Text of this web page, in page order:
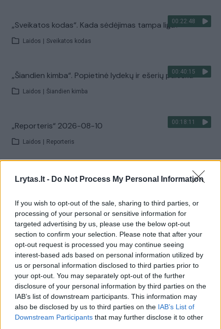
Lrytas.lt - Do Not Process My Personal Information
If you wish to opt-out of the sale, sharing to third parties, or
processing of your personal or sensitive information for
targeted advertising by us, please use the below opt-out
section to confirm your selection. Please note that after your
opt-out request is processed you may continue seeing
interest-based ads based on personal information utilized by
us or personal information disclosed to third parties prior to
your opt-out. You may separately opt-out of the further
disclosure of your personal information by third parties on the
IAB’s list of downstream participants. This information may
also be disclosed by us to third parties on the IAB’s List of
Downstream Participants that may further disclose it to other
00:22:48
„Sveikatos kodas“. Kada sėdėjimas tampa liga?
Laidos Sveikatos kodas
00:40:15
„Šiandien kimba“. Popietinė lydekų ir ešerių paieška
Laidos Šiandien kimba
00:18:11
„Reporteris“ 2026-08-10
Laidos Reporteris
Visi įrašai
Žiūrimiausi įrašai
00:00:30
Vaizdai iš tragiškos avarijos Vilniaus r.: dviejų moterų ir
vaiko gyvybių išgelbėti nepavyko
Žinios | Lietuvos diena
00:00:57
Savaitės vidurys nusimato karštas: temperatūra kils iki